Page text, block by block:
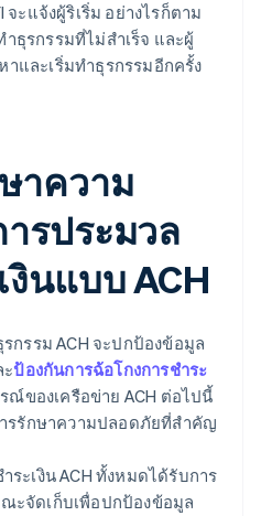
จะแจ้งผู้ริเริ่ม อย่างไรก็ตาม
ธุรกรรมที่ไม่สําเร็จ และผู้
และเริ่มทําธุรกรรมอีกครั้ง
าความ
รประมวล
งินแบบ ACH
กรรม ACH จะปกป้องข้อมูล
ะป้องกันการฉ้อโกงการชําระ
ของเครือข่าย ACH ต่อไปนี้
รรักษาความปลอดภัยที่สําคัญ
ระเงิน ACH ทั้งหมดได้รับการ
ะจัดเก็บเพื่อปกป้องข้อมูล